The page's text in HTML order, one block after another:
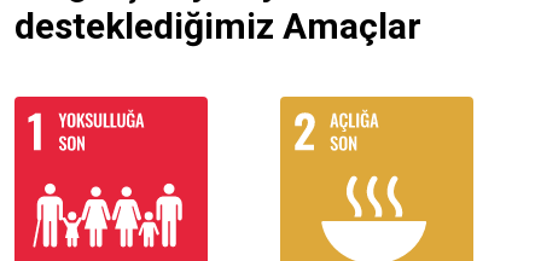
desteklediğimiz Amaçlar